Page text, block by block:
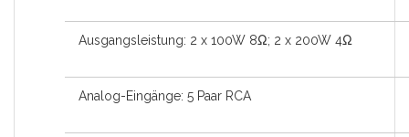
Ausgangsleistung: 2 x 100W 8Ω; 2 x 200W 4Ω
Analog-Eingänge: 5 Paar RCA